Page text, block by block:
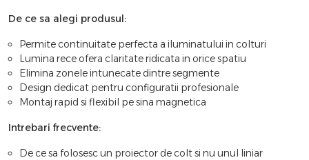
De ce sa alegi produsul:
Permite continuitate perfecta a iluminatului in colturi
Lumina rece ofera claritate ridicata in orice spatiu
Elimina zonele intunecate dintre segmente
Design dedicat pentru configuratii profesionale
Montaj rapid si flexibil pe sina magnetica
Intrebari frecvente:
De ce sa folosesc un proiector de colt si nu unul liniar